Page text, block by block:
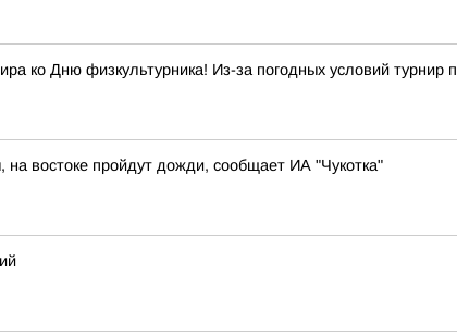
Дню физкультурника! Из-за погодных условий турнир
на востоке пройдут дожди, сообщает ИА "Чукотка"